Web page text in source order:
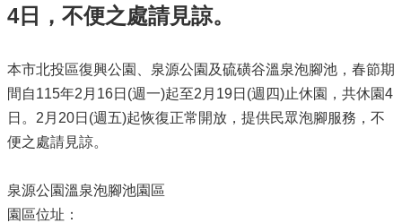
4日，不便之處請見諒。
本市北投區復興公園、泉源公園及硫磺谷溫泉泡腳池，春節期
間自115年2月16日(週一)起至2月19日(週四)止休園，共休園4
日。2月20日(週五)起恢復正常開放，提供民眾泡腳服務，不
便之處請見諒。
泉源公園溫泉泡腳池園區
園區位址：